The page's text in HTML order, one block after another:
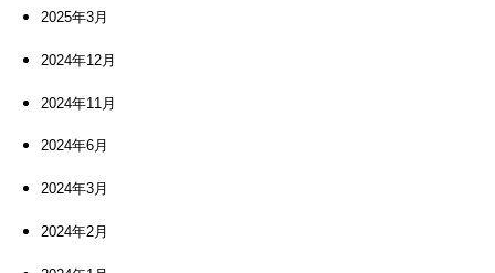
2025年3月
2024年12月
2024年11月
2024年6月
2024年3月
2024年2月